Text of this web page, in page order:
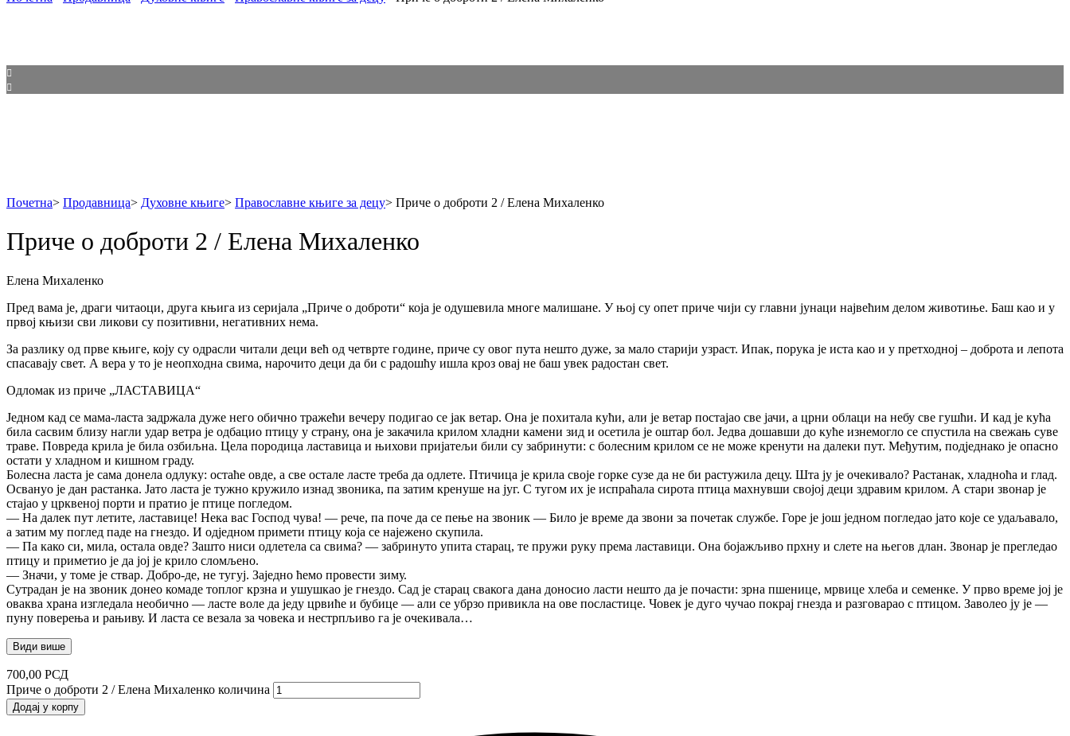
Почетна> Продавница> Духовне књиге> Православне књиге за децу> Приче о доброти 2 / Елена Михаленко
Приче о доброти 2 / Елена Михаленко
Елена Михаленко
Пред вама је, драги читаоци, друга књига из серијала „Приче о доброти“ која је одушевила многе малишане. У њој су опет приче чији су главни јунаци највећим делом животиње. Баш као и у
првој књизи сви ликови су позитивни, негативних нема.
За разлику од прве књиге, коју су одрасли читали деци већ од четврте године, приче су овог пута нешто дуже, за мало старији узраст. Ипак, порука је иста као и у претходној – доброта и лепота
спасавају свет. А вера у то је неопходна свима, нарочито деци да би с радошћу ишла кроз овај не баш увек радостан свет.
Одломак из приче „ЛАСТАВИЦА“
Једном кад се мама-ласта задржала дуже него обично тражећи вечеру подигао се јак ветар. Она је похитала кући, али је ветар постајао све јачи, а црни облаци на небу све гушћи. И кад је кућа
била сасвим близу нагли удар ветра је одбацио птицу у страну, она је закачила крилом хладни камени зид и осетила је оштар бол. Једва дошавши до куће изнемогло се спустила на свежањ суве
траве. Повреда крила је била озбиљна. Цела породица ластавица и њихови пријатељи били су забринути: с болесним крилом се не може кренути на далеки пут. Међутим, подједнако је опасно
остати у хладном и кишном граду.
Болесна ласта је сама донела одлуку: остаће овде, а све остале ласте треба да одлете. Птичица је крила своје горке сузе да не би растужила децу. Шта ју је очекивало? Растанак, хладноћа и глад.
Освануо је дан растанка. Јато ласта је тужно кружило изнад звоника, па затим кренуше на југ. С тугом их је испраћала сирота птица махнувши својој деци здравим крилом. А стари звонар је
стајао у црквеној порти и пратио је птице погледом.
— На далек пут летите, ластавице! Нека вас Господ чува! — рече, па поче да се пење на звоник — Било је време да звони за почетак службе. Горе је још једном погледао јато које се удаљавало,
а затим му поглед паде на гнездо. И одједном примети птицу која се најежено скупила.
— Па како си, мила, остала овде? Зашто ниси одлетела са свима? — забринуто упита старац, те пружи руку према ластавици. Она бојажљиво прхну и слете на његов длан. Звонар је прегледао
птицу и приметио је да јој је крило сломљено.
— Значи, у томе је ствар. Добро-де, не тугуј. Заједно ћемо провести зиму.
Сутрадан је на звоник донео комаде топлог крзна и ушушкао је гнездо. Сад је старац свакога дана доносио ласти нешто да је почасти: зрна пшенице, мрвице хлеба и семенке. У прво време јој је
оваква храна изгледала необично — ласте воле да једу црвиће и бубице — али се убрзо привикла на ове посластице. Човек је дуго чучао покрај гнезда и разговарао с птицом. Заволео ју је —
пуну поверења и рањиву. И ласта се везала за човека и нестрпљиво га је очекивала…
Види више
700,00 РСД
Приче о доброти 2 / Елена Михаленко количина
Додај у корпу